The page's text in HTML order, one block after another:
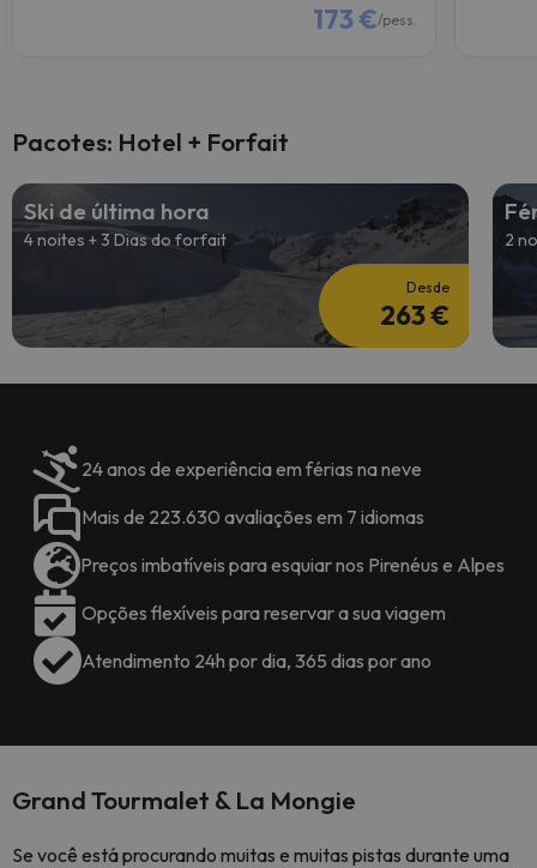
173 €/pess.
Pacotes: Hotel + Forfait
Ski de última hora
4 noites + 3 Dias do forfait
Desde
263 €
2
24 anos de experiência em férias na neve
Mais de 223.630 avaliações em 7 idiomas
Preços imbatíveis para esquiar nos Pirenéus e Alpes
Opções flexíveis para reservar a sua viagem
Atendimento 24h por dia, 365 dias por ano
Grand Tourmalet & La Mongie
Se você está procurando muitas e muitas pistas durante uma